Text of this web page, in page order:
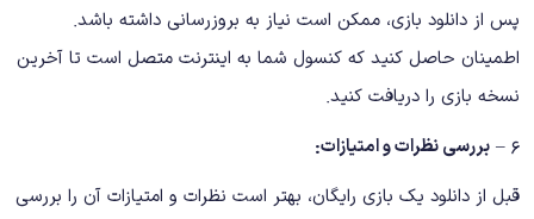
پس از دانلود بازی، ممکن است نیاز به بروزرسانی داشته باشد.
اطمینان حاصل کنید که کنسول شما به اینترنت متصل است تا آخرین
نسخه بازی را دریافت کنید.
۶ –
بررسی نظرات و امتیازات:
قبل از دانلود یک بازی رایگان، بهتر است نظرات و امتیازات آن را بررسی